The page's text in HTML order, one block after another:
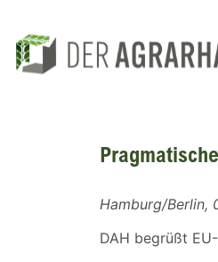
Hamburg/Berlin,
DAH begrüßt